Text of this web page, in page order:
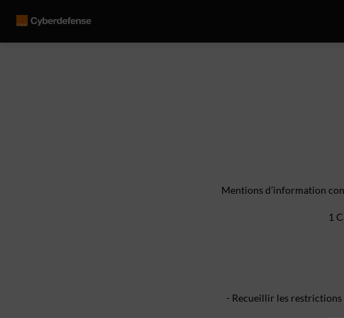
Mentions d’information
1
- Recueillir les